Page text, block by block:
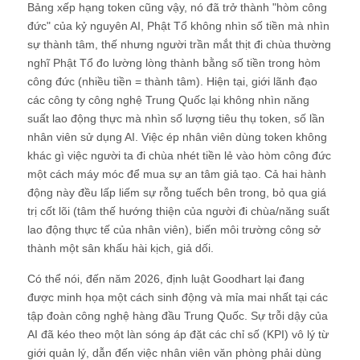
Bảng xếp hạng token cũng vậy, nó đã trở thành "hòm công
đức" của kỷ nguyên AI, Phật Tổ không nhìn số tiền mà nhìn
sự thành tâm, thế nhưng người trần mắt thịt đi chùa thường
nghĩ Phật Tổ đo lường lòng thành bằng số tiền trong hòm
công đức (nhiều tiền = thành tâm). Hiện tại, giới lãnh đạo
các công ty công nghệ Trung Quốc lại không nhìn năng
suất lao động thực mà nhìn số lượng tiêu thụ token, số lần
nhân viên sử dụng AI. Việc ép nhân viên dùng token không
khác gì việc người ta đi chùa nhét tiền lẻ vào hòm công đức
một cách máy móc để mua sự an tâm giả tạo. Cả hai hành
động này đều lấp liếm sự rỗng tuếch bên trong, bỏ qua giá
trị cốt lõi (tâm thế hướng thiện của người đi chùa/năng suất
lao động thực tế của nhân viên), biến môi trường công sở
thành một sân khấu hài kịch, giả dối.
Có thể nói, đến năm 2026, định luật Goodhart lại đang
được minh họa một cách sinh động và mỉa mai nhất tại các
tập đoàn công nghệ hàng đầu Trung Quốc. Sự trỗi dậy của
AI đã kéo theo một làn sóng áp đặt các chỉ số (KPI) vô lý từ
giới quản lý, dẫn đến việc nhân viên văn phòng phải dùng